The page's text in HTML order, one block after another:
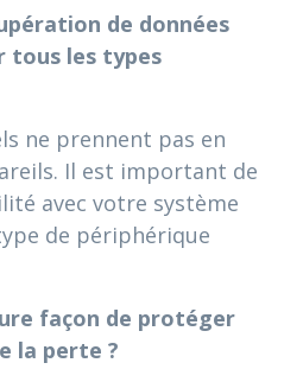
de données
tous les types
ne prennent pas en
Il est important de
avec votre système
de périphérique
façon de protéger
la perte ?